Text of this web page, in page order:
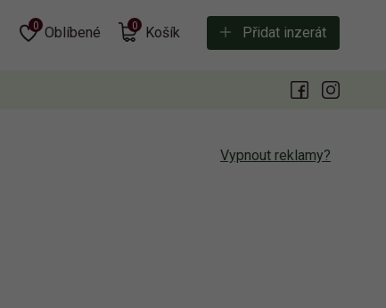
Oblíbené
0 Košík
0 Přidat inzerát
Vypnout reklamy?